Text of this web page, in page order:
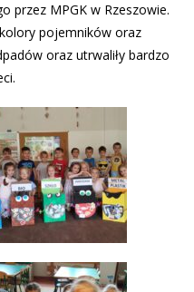
przez MPGK w Rzeszowie.
pojemników oraz
oraz utrwaliły bardzo